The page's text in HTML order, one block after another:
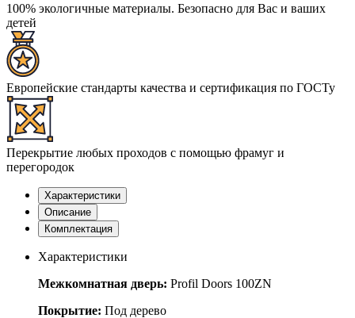
100% экологичные материалы. Безопасно для Вас и ваших
детей
Европейские стандарты качества и сертификация по ГОСТу
Перекрытие любых проходов с помощью фрамуг и
перегородок
Характеристики
Описание
Комплектация
Характеристики
Межкомнатная дверь: Profil Doors 100ZN
Покрытие: Под дерево